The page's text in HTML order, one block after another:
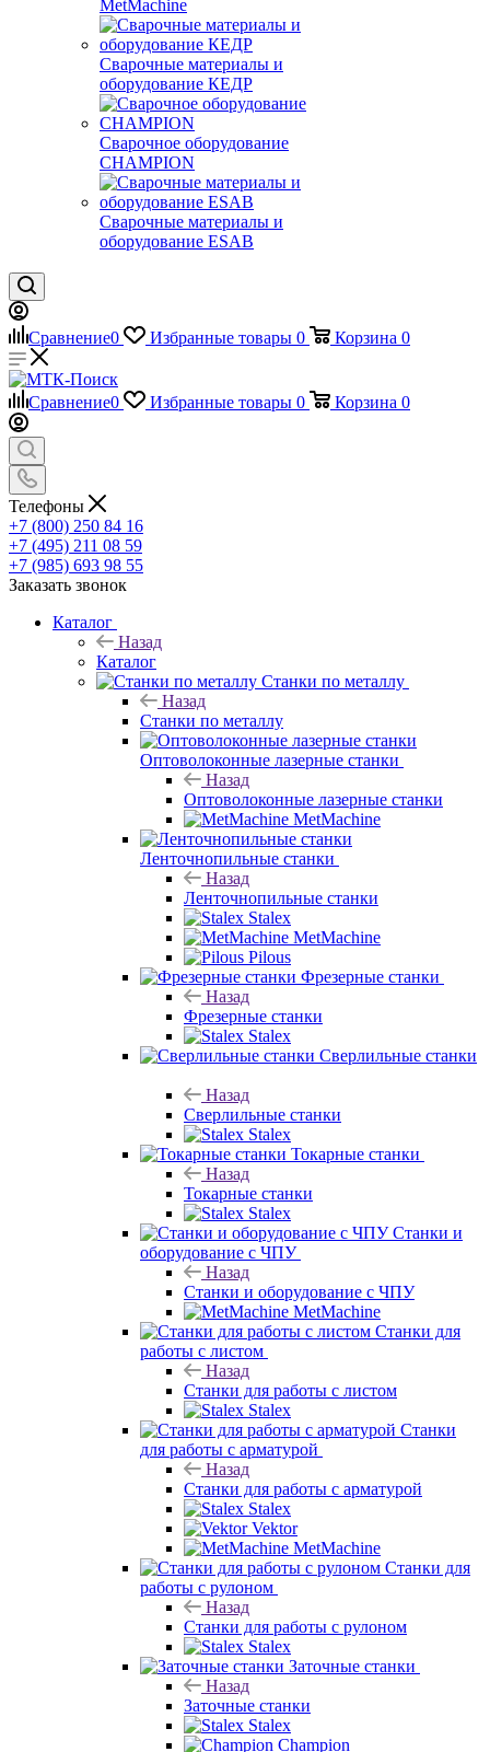
Сварочные материалы и
оборудование КЕДР
Сварочное оборудование
CHAMPION
Сварочные материалы и
оборудование ESAB
Сравнение0 Избранные товары
Сравнение
Телефоны
+7 (800) 250 84 16
+7 (495) 211 08 59
+7 (985) 693 98 55
Заказать звонок
Каталог
Назад
Каталог
Оптоволоконные лазерные станки
Назад
Оптоволоконные лазерные станки
Ленточнопильные станки
Назад
Ленточнопильные станки
Stalex
MetMachine
Pilous
Назад
Фрезерные станки
Stalex
Назад
Сверлильные станки
Stalex
Токарные станки
Токарные станки
Stalex
Станки и оборудование с ЧПУ
Назад
Станки и оборудование с ЧПУ
MetMachine
работы с листом
Назад
Станки для работы с листом
Stalex
для работы с арматурой
Назад
Станки для работы с арматурой
Stalex
Vektor
MetMachine
работы с рулоном
Назад
Станки для работы с рулоном
Stalex
Заточные станки
Назад
Заточные станки
Stalex
Champion
Плоскошлифовальные станки
Назад
Плоскошлифовальные станки
Stalex
Долбежные станки